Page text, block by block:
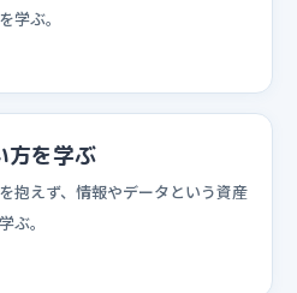
学ぶ。
方を学ぶ
抱えず、情報やデータという資産
ぶ。